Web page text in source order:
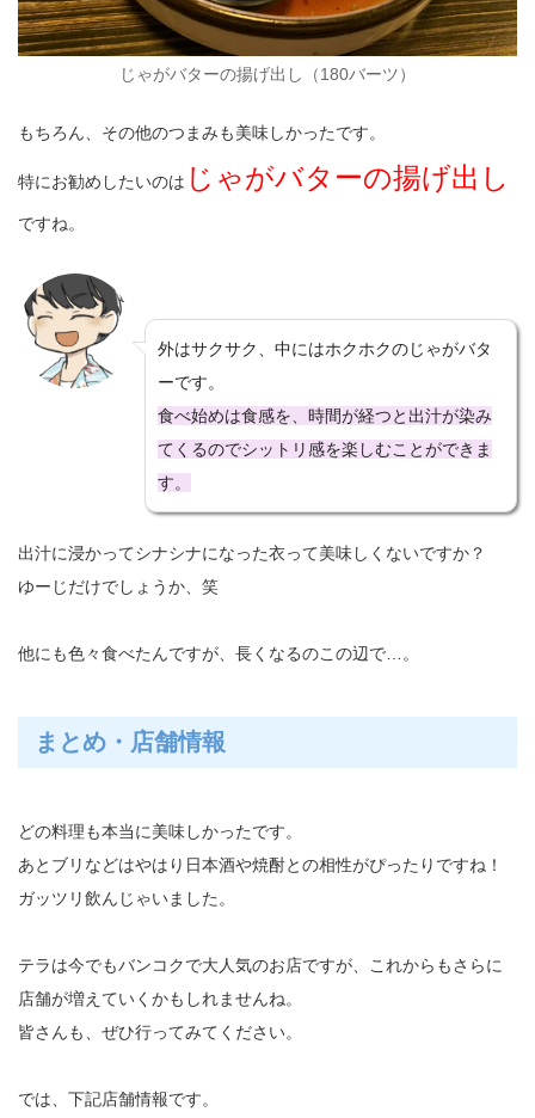
じゃがバターの揚げ出し（180バーツ）
もちろん、その他のつまみも美味しかったです。
特にお勧めしたいのは じゃがバターの揚げ出し
ですね。
外はサクサク、中にはホクホクのじゃがバタ
ーです。
食べ始めは食感を、時間が経つと出汁が染み
てくるのでシットリ感を楽しむことができま
す。
出汁に浸かってシナシナになった衣って美味しくないですか？
ゆーじだけでしょうか、笑
他にも色々食べたんですが、長くなるのこの辺で…。
まとめ・店舗情報
どの料理も本当に美味しかったです。
あとブリなどはやはり日本酒や焼酎との相性がぴったりですね！
ガッツリ飲んじゃいました。
テラは今でもバンコクで大人気のお店ですが、これからもさらに
店舗が増えていくかもしれませんね。
皆さんも、ぜひ行ってみてください。
では、下記店舗情報です。